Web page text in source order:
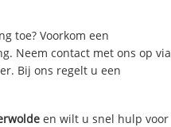
toe? Voorkom een
Neem contact met ons op via
Bij ons regelt u een
en wilt u snel hulp voor